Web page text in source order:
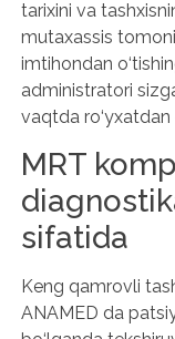
tarixini va
mutaxassis
imtihondan
administratori
vaqtda
MRT
sifatida
Keng qamrovli
ANAMED da